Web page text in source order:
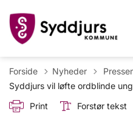
Forside Nyheder Tilbage
Syddjurs vil løfte ordblinde
Print
Forstør tekst